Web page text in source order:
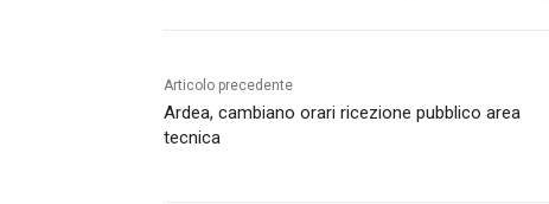
Articolo precedente
Ardea, cambiano orari ricezione pubblico area
tecnica